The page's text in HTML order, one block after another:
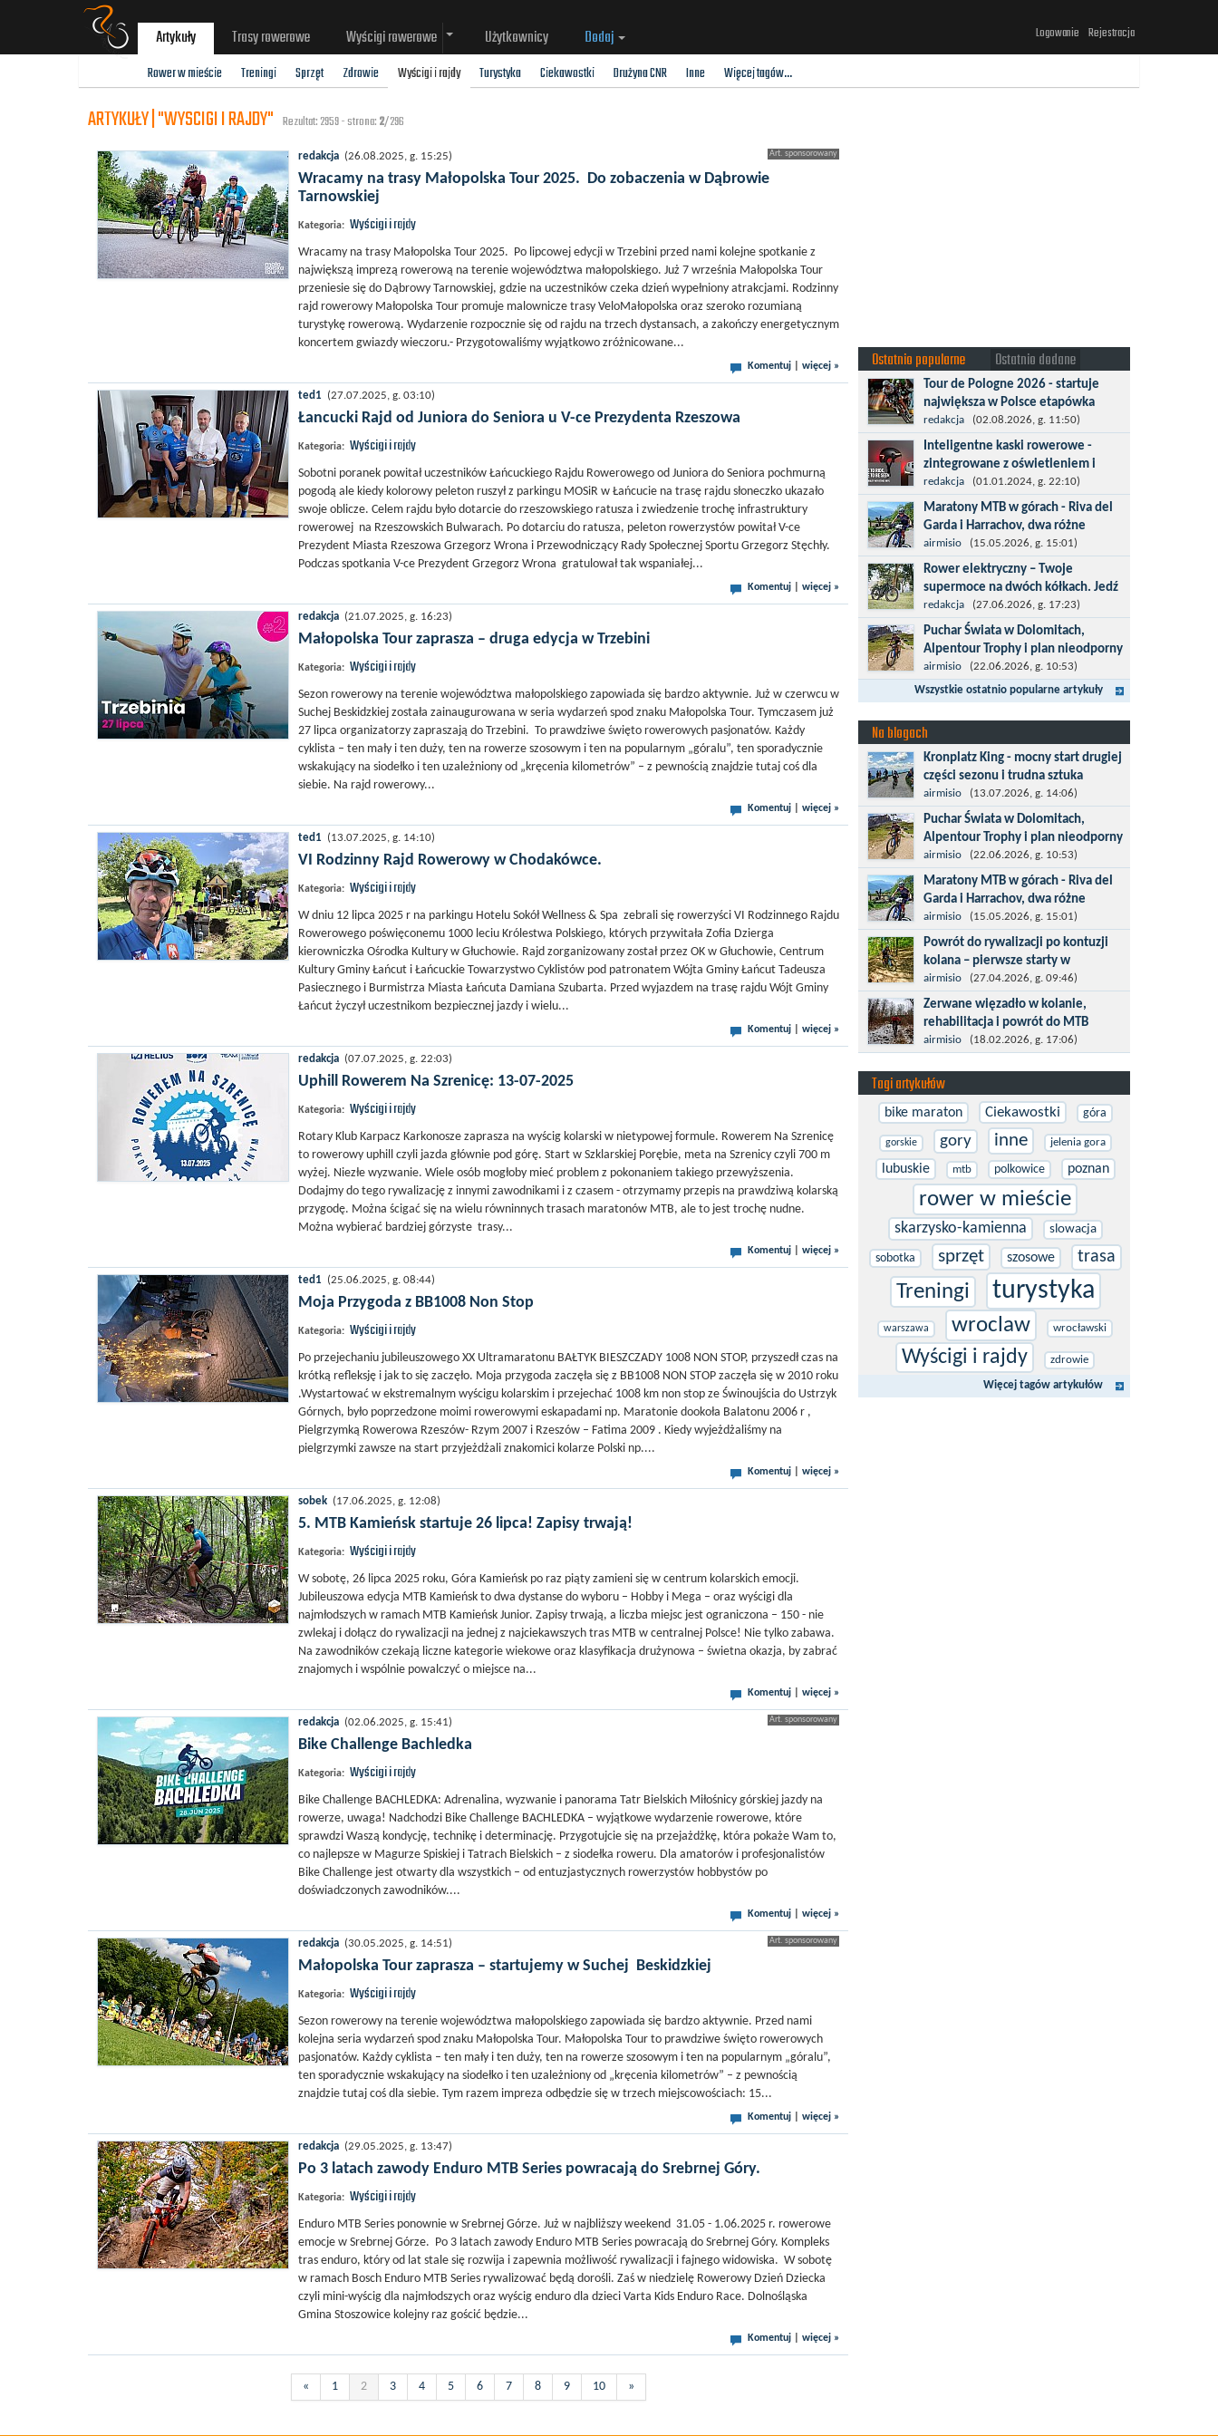
Logowanie Rejestracja
Artykuły Trasy rowerowe Wyścigi rowerowe Użytkownicy Dodaj
Rower w mieście Treningi Sprzęt Zdrowie Wyścigi i rajdy Turystyka Ciekawostki Drużyna CNR Inne Więcej tagów...
ARTYKUŁY | "WYSCIGI I RAJDY" Rezultat: 2959 - strona:2/296
redakcja (26.08.2025, g. 15:25)
Wracamy na trasy Małopolska Tour 2025. Do zobaczenia w Dąbrowie
Tarnowskiej
Kategoria: Wyścigi i rajdy
Wracamy na trasy Małopolska Tour 2025. Po lipcowej edycji w Trzebini przed nami kolejne spotkanie z
największą imprezą rowerową na terenie województwa małopolskiego. Już 7 września Małopolska Tour
przeniesie się do Dąbrowy Tarnowskiej, gdzie na uczestników czeka dzień wypełniony atrakcjami. Rodzinny
rajd rowerowy Małopolska Tour promuje malownicze trasy VeloMałopolska oraz szeroko rozumianą
turystykę rowerową. Wydarzenie rozpocznie się od rajdu na trzech dystansach, a zakończy energetycznym
koncertem gwiazdy wieczoru.- Przygotowaliśmy wyjątkowo zróżnicowane...
Komentuj więcej »
ted1 (27.07.2025, g. 03:10)
Łancucki Rajd od Juniora do Seniora u V-ce Prezydenta Rzeszowa
Kategoria: Wyścigi i rajdy
Sobotni poranek powitał uczestników Łańcuckiego Rajdu Rowerowego od Juniora do Seniora pochmurną
pogodą ale kiedy kolorowy peleton ruszył z parkingu MOSiR w Łańcucie na trasę rajdu słoneczko ukazało
swoje oblicze. Celem rajdu było dotarcie do rzeszowskiego ratusza i zwiedzenie trochę infrastruktury
rowerowej na Rzeszowskich Bulwarach. Po dotarciu do ratusza, peleton rowerzystów powitał V-ce
Prezydent Miasta Rzeszowa Grzegorz Wrona i Przewodniczący Rady Społecznej Sportu Grzegorz Stęchły.
Podczas spotkania V-ce Prezydent Grzegorz Wrona gratulował tak wspaniałej...
Komentuj więcej »
redakcja (21.07.2025, g. 16:23)
Małopolska Tour zaprasza – druga edycja w Trzebini
Kategoria: Wyścigi i rajdy
Sezon rowerowy na terenie województwa małopolskiego zapowiada się bardzo aktywnie. Już w czerwcu w
Suchej Beskidzkiej została zainaugurowana w seria wydarzeń spod znaku Małopolska Tour. Tymczasem już
27 lipca organizatorzy zapraszają do Trzebini. To prawdziwe święto rowerowych pasjonatów. Każdy
cyklista – ten mały i ten duży, ten na rowerze szosowym i ten na popularnym „góralu”, ten sporadycznie
wskakujący na siodełko i ten uzależniony od „kręcenia kilometrów” – z pewnością znajdzie tutaj coś dla
siebie. Na rajd rowerowy...
Komentuj więcej »
ted1 (13.07.2025, g. 14:10)
VI Rodzinny Rajd Rowerowy w Chodakówce.
Kategoria: Wyścigi i rajdy
W dniu 12 lipca 2025 r na parkingu Hotelu Sokół Wellness & Spa zebrali się rowerzyści VI Rodzinnego Rajdu
Rowerowego poświęconemu 1000 leciu Królestwa Polskiego, których przywitała Zofia Dzierga
kierowniczka Ośrodka Kultury w Głuchowie. Rajd zorganizowany został przez OK w Głuchowie, Centrum
Kultury Gminy Łańcut i Łańcuckie Towarzystwo Cyklistów pod patronatem Wójta Gminy Łańcut Tadeusza
Pasiecznego i Burmistrza Miasta Łańcuta Damiana Szubarta. Przed wyjazdem na trasę rajdu Wójt Gminy
Łańcut życzył uczestnikom bezpiecznej jazdy i wielu...
Komentuj więcej »
redakcja (07.07.2025, g. 22:03)
Uphill Rowerem Na Szrenicę: 13-07-2025
Kategoria: Wyścigi i rajdy
Rotary Klub Karpacz Karkonosze zaprasza na wyścig kolarski w nietypowej formule. Rowerem Na Szrenicę
to rowerowy uphill czyli jazda głównie pod górę. Start w Szklarskiej Porębie, meta na Szrenicy czyli 700 m
wyżej. Niezłe wyzwanie. Wiele osób mogłoby mieć problem z pokonaniem takiego przewyższenia.
Dodajmy do tego rywalizację z innymi zawodnikami i z czasem - otrzymamy przepis na prawdziwą kolarską
przygodę. Można ścigać się na wielu równinnych trasach maratonów MTB, ale to jest trochę nudne.
Można wybierać bardziej górzyste trasy...
Komentuj więcej »
ted1 (25.06.2025, g. 08:44)
Moja Przygoda z BB1008 Non Stop
Kategoria: Wyścigi i rajdy
Po przejechaniu jubileuszowego XX Ultramaratonu BAŁTYK BIESZCZADY 1008 NON STOP, przyszedł czas na
krótką refleksję i jak to się zaczęło. Moja przygoda zaczęła się z BB1008 NON STOP zaczęła się w 2010 roku
.Wystartować w ekstremalnym wyścigu kolarskim i przejechać 1008 km non stop ze Świnoujścia do Ustrzyk
Górnych, było poprzedzone moimi rowerowymi eskapadami np. Maratonie dookoła Balatonu 2006 r ,
Pielgrzymką Rowerowa Rzeszów- Rzym 2007 i Rzeszów – Fatima 2009 . Kiedy wyjeżdżaliśmy na
pielgrzymki zawsze na start przyjeżdżali znakomici kolarze Polski np....
Komentuj więcej »
sobek (17.06.2025, g. 12:08)
5. MTB Kamieńsk startuje 26 lipca! Zapisy trwają!
Kategoria: Wyścigi i rajdy
W sobotę, 26 lipca 2025 roku, Góra Kamieńsk po raz piąty zamieni się w centrum kolarskich emocji.
Jubileuszowa edycja MTB Kamieńsk to dwa dystanse do wyboru – Hobby i Mega – oraz wyścigi dla
najmłodszych w ramach MTB Kamieńsk Junior. Zapisy trwają, a liczba miejsc jest ograniczona – 150 - nie
zwlekaj i dołącz do rywalizacji na jednej z najciekawszych tras MTB w centralnej Polsce! Nie tylko zabawa.
Na zawodników czekają liczne kategorie wiekowe oraz klasyfikacja drużynowa – świetna okazja, by zabrać
znajomych i wspólnie powalczyć o miejsce na...
Komentuj więcej »
redakcja (02.06.2025, g. 15:41)
Bike Challenge Bachledka
Kategoria: Wyścigi i rajdy
Bike Challenge BACHLEDKA: Adrenalina, wyzwanie i panorama Tatr Bielskich Miłośnicy górskiej jazdy na
rowerze, uwaga! Nadchodzi Bike Challenge BACHLEDKA – wyjątkowe wydarzenie rowerowe, które
sprawdzi Waszą kondycję, technikę i determinację. Przygotujcie się na przejażdżkę, która pokaże Wam to,
co najlepsze w Magurze Spiskiej i Tatrach Bielskich – z siodełka roweru. Dla amatorów i profesjonalistów
Bike Challenge jest otwarty dla wszystkich – od entuzjastycznych rowerzystów hobbystów po
doświadczonych zawodników....
Komentuj więcej »
redakcja (30.05.2025, g. 14:51)
Małopolska Tour zaprasza – startujemy w Suchej Beskidzkiej
Kategoria: Wyścigi i rajdy
Sezon rowerowy na terenie województwa małopolskiego zapowiada się bardzo aktywnie. Przed nami
kolejna seria wydarzeń spod znaku Małopolska Tour. Małopolska Tour to prawdziwe święto rowerowych
pasjonatów. Każdy cyklista – ten mały i ten duży, ten na rowerze szosowym i ten na popularnym „góralu”,
ten sporadycznie wskakujący na siodełko i ten uzależniony od „kręcenia kilometrów” – z pewnością
znajdzie tutaj coś dla siebie. Tym razem impreza odbędzie się w trzech miejscowościach: 15...
Komentuj więcej »
redakcja (29.05.2025, g. 13:47)
Po 3 latach zawody Enduro MTB Series powracają do Srebrnej Góry.
Kategoria: Wyścigi i rajdy
Enduro MTB Series ponownie w Srebrnej Górze. Już w najbliższy weekend 31.05 - 1.06.2025 r. rowerowe
emocje w Srebrnej Górze. Po 3 latach zawody Enduro MTB Series powracają do Srebrnej Góry. Kompleks
tras enduro, który od lat stale się rozwija i zapewnia możliwość rywalizacji i fajnego widowiska. W sobotę
w ramach Bosch Enduro MTB Series rywalizować będą dorośli. Zaś w niedzielę Rowerowy Dzień Dziecka
czyli mini-wyścig dla najmłodszych oraz wyścig enduro dla dzieci Varta Kids Enduro Race. Dolnośląska
Gmina Stoszowice kolejny raz gościć będzie...
Komentuj więcej »
« 1 2 3 4 5 6 7 8 9 10 »
Ostatnio popularne Ostatnio dodane
Tour de Pologne 2026 - startuje
największa w Polsce etapówka
kolarska
Tour de Pologne 2026 to jedno z
najbardziej prestiżowych wydarzeń
sportowych w Polsce. wyścig zaliczany
po raz 22. do prestiżowego cyklu UCI
World...
redakcja (02.08.2026, g. 11:50)
Inteligentne kaski rowerowe -
zintegrowane z oświetleniem i
kierunkowskazami
Temat bezpieczeństwa jazdy wchodzi
na nowy poziom. Do tej pory kask było
odpowiedzialny przede wszystkim za
bezpieczeństwo rowerzysty, ochronę...
redakcja (01.01.2024, g. 22:10)
Maratony MTB w górach - Riva del
Garda i Harrachov, dwa różne
wyzwania
Maj to idealny czas, by z płaskich i
szybkich wyścigów przejść do znacznie
bardziej ambitnych wyzwań, jakimi są
górskie wyścigi MTB....
airmisio (15.05.2026, g. 15:01)
Rower elektryczny – Twoje
supermoce na dwóch kółkach. Jedź
dalej,odkrywaj więcej
Marzenia o dalekich podróżach bez
ogromnego zmęczenia stają się
rzeczywistością dzięki nowoczesnym
technologiom ukrytym w
jednośladach....
redakcja (27.06.2026, g. 17:23)
Puchar Świata w Dolomitach,
Alpentour Trophy i plan nieodporny
na upadki
Czerwiec w moim planie oznaczał
wejście w najbardziej wymagający etap
i cel pierwszej części sezonu: Puchar
Świata w maratonie MTB w
Dolomitach...
airmisio (22.06.2026, g. 10:53)
Wszystkie ostatnio popularne artykuły
Na blogach
Kronplatz King - mocny start drugiej
części sezonu i trudna sztuka
odpoczynku
Kronplatz King, epicki MTB Maraton z
metą na 2275 m we włoskich Alpach –
łącznie 3000 metrów przewyższenia na
dystansie 60 km, ze...
airmisio (13.07.2026, g. 14:06)
Puchar Świata w Dolomitach,
Alpentour Trophy i plan nieodporny
na upadki
Czerwiec w moim planie oznaczał
wejście w najbardziej wymagający etap
i cel pierwszej części sezonu: Puchar
Świata w maratonie MTB w
Dolomitach...
airmisio (22.06.2026, g. 10:53)
Maratony MTB w górach - Riva del
Garda i Harrachov, dwa różne
wyzwania
Maj to idealny czas, by z płaskich i
szybkich wyścigów przejść do znacznie
bardziej ambitnych wyzwań, jakimi są
górskie wyścigi MTB....
airmisio (15.05.2026, g. 15:01)
Powrót do rywalizacji po kontuzji
kolana – pierwsze starty w
maratonach MTB
Prawdziwym testem po kontuzji kolana
i uszkodzeniu więzadeł jest powrót do
sportowej rywalizacji. Podczas
zawodów znikają bariery,...
airmisio (27.04.2026, g. 09:46)
Zerwane więzadło w kolanie,
rehabilitacja i powrót do MTB
W sporcie nie ma kalkulacji, niezależnie
startujesz w zawodach i chcesz po
prostu oddać się grze, dać z siebie...
airmisio (18.02.2026, g. 17:06)
Tagi artykułów
bike maraton Ciekawostki góra
gorskie gory inne jelenia gora
lubuskie mtb polkowice poznan
rower w mieście
skarzysko-kamienna slowacja
sobotka sprzęt szosowe trasa
Treningi turystyka
warszawa wroclaw wrocławski
Wyścigi i rajdy zdrowie
Więcej tagów artykułów